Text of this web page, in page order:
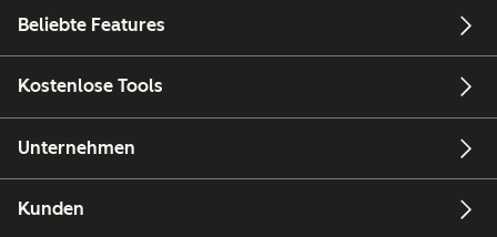
Beliebte Features
Kostenlose Tools
Unternehmen
Kunden